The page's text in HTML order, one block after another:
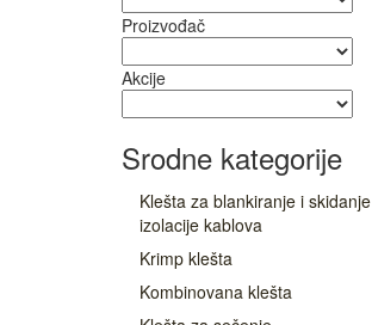
Proizvođač
Akcije
Srodne kategorije
Klešta za blankiranje i skidanje
izolacije kablova
Krimp klešta
Kombinovana klešta